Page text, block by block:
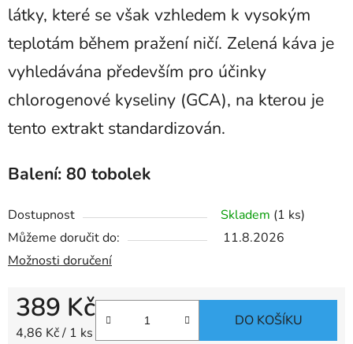
látky, které se však vzhledem k vysokým
teplotám během pražení ničí. Zelená káva je
vyhledávána především pro účinky
chlorogenové kyseliny (GCA), na kterou je
tento extrakt standardizován.
Balení: 80 tobolek
Dostupnost Skladem (1 ks)
Můžeme doručit do:
11.8.2026
Možnosti doručení
389 Kč
Měrná cena:
4,86 Kč / 1 ks
DO KOŠÍKU